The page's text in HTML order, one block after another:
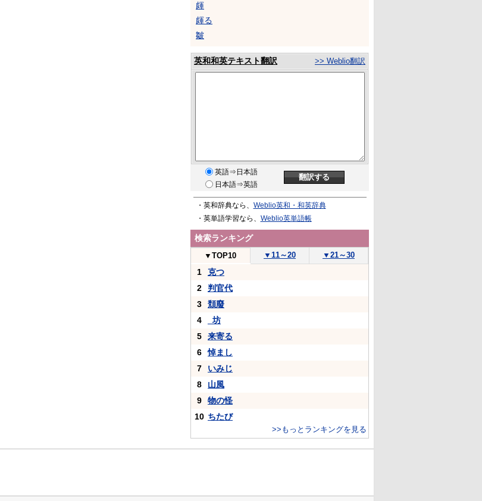
皹
皹る
皺
英和和英テキスト翻訳 >> Weblio翻訳
英語⇒日本語
日本語⇒英語
・英和辞典なら、 Weblio英和・和英辞典
・英単語学習なら、 Weblio英単語帳
検索ランキング
▼ TOP10 ▼ 11～20 ▼ 21～30
1
克つ
2
判官代
3
頽廢
4
_坊
5
来寄る
6
悼まし
7
いみじ
8
山風
9
物の怪
10 ちたび
>>もっとランキングを見る